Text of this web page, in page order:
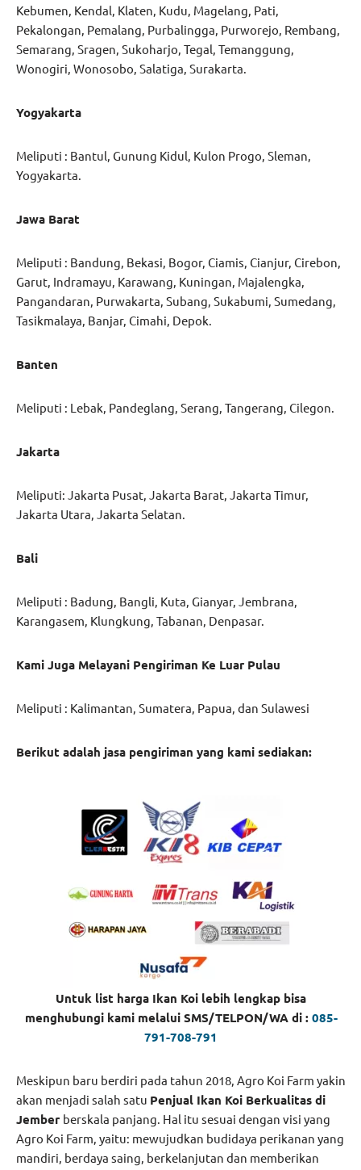
Kebumen, Kendal, Klaten, Kudu, Magelang, Pati,
Pekalongan, Pemalang, Purbalingga, Purworejo, Rembang,
Semarang, Sragen, Sukoharjo, Tegal, Temanggung,
Wonogiri, Wonosobo, Salatiga, Surakarta.
Yogyakarta
Meliputi : Bantul, Gunung Kidul, Kulon Progo, Sleman,
Yogyakarta.
Jawa Barat
Meliputi : Bandung, Bekasi, Bogor, Ciamis, Cianjur, Cirebon,
Garut, Indramayu, Karawang, Kuningan, Majalengka,
Pangandaran, Purwakarta, Subang, Sukabumi, Sumedang,
Tasikmalaya, Banjar, Cimahi, Depok.
Banten
Meliputi : Lebak, Pandeglang, Serang, Tangerang, Cilegon.
Jakarta
Meliputi: Jakarta Pusat, Jakarta Barat, Jakarta Timur,
Jakarta Utara, Jakarta Selatan.
Bali
Meliputi : Badung, Bangli, Kuta, Gianyar, Jembrana,
Karangasem, Klungkung, Tabanan, Denpasar.
Kami Juga Melayani Pengiriman Ke Luar Pulau
Meliputi : Kalimantan, Sumatera, Papua, dan Sulawesi
Berikut adalah jasa pengiriman yang kami sediakan:
Untuk list harga Ikan Koi lebih lengkap bisa
menghubungi kami melalui SMS/TELPON/WA di :085-
791-708-791
Meskipun baru berdiri pada tahun 2018, Agro Koi Farm yakin
akan menjadi salah satu Penjual Ikan Koi Berkualitas di
Jember berskala panjang. Hal itu sesuai dengan visi yang
Agro Koi Farm, yaitu: mewujudkan budidaya perikanan yang
mandiri, berdaya saing, berkelanjutan dan memberikan